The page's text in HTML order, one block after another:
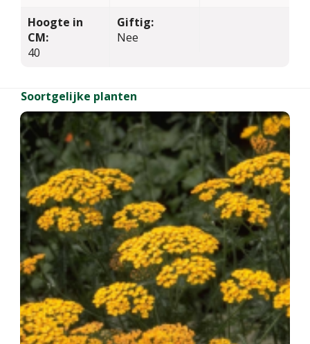
Hoogte in
CM:
40
Giftig:
Nee
Soortgelijke planten